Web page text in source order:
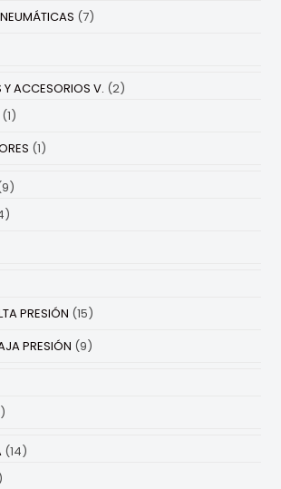
(7)
Y ACCESORIOS V. (2)
(1)
(1)
PRESIÓN (15)
PRESIÓN (9)
(14)